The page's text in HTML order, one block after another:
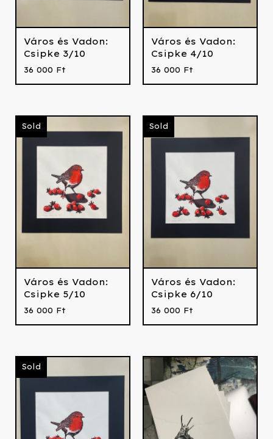
Város és Vadon:
Csipke 3/10
36 000 Ft
Város és Vadon:
Csipke 4/10
36 000 Ft
Sold
Város és Vadon:
Csipke 5/10
36 000 Ft
Sold
Város és Vadon:
Csipke 6/10
36 000 Ft
Sold